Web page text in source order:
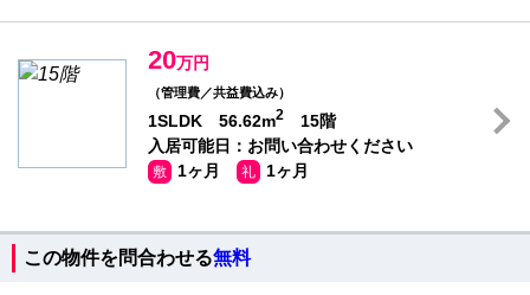
20万円
（管理費／共益費込み）
1SLDK 56.62m2
15階
入居可能日：お問い合わせください
敷 1ヶ月 礼 1ヶ月
この物件を問合わせる無料